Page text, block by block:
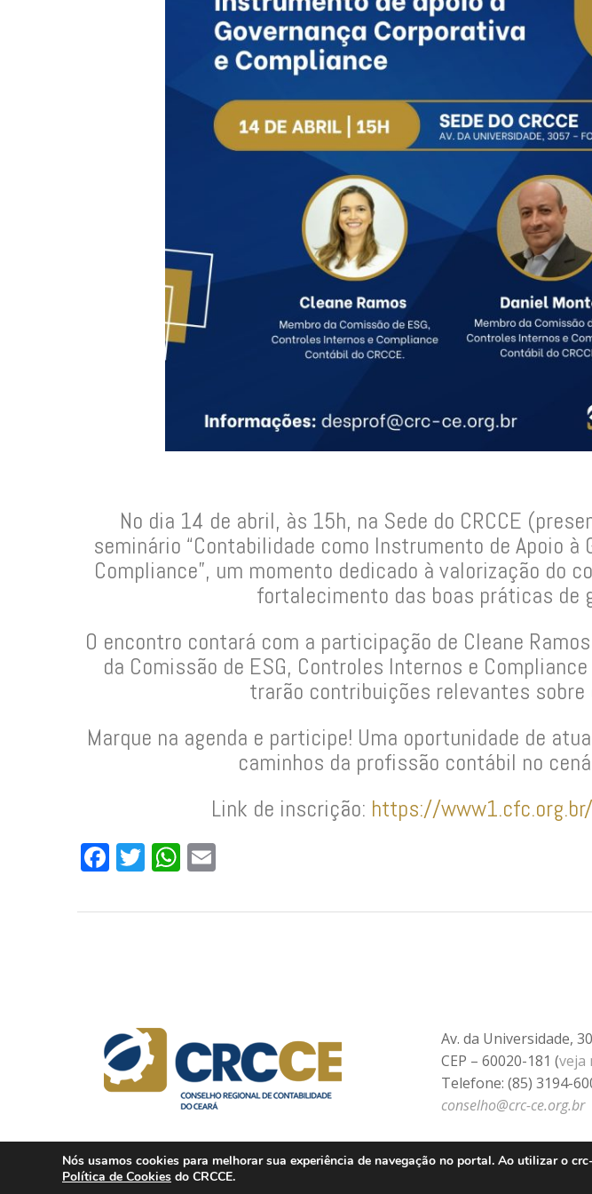
No dia 14 de abril, às 15h, na Sede do CRCCE
seminário “Contabilidade como Instrumento de Apoio à
Compliance”, um momento dedicado à valorização do
fortalecimento das boas práticas de
O encontro contará com a participação de Cleane
da Comissão de ESG, Controles Internos e
trarão contribuições relevantes sobre
Marque na agenda e participe! Uma oportunidade de
caminhos da profissão contábil no
Link de inscrição: https://www1.cfc.org.br/
Facebook
TwitterWhatsApp
Av. da Universidade,
CEP – 60020-181 (veja
Telefone: (85) 3194-
conselho@crc-ce.org.br
Nós usamos cookies para melhorar sua experiência de navegação no portal. Ao utilizar o
Política de Cookies do CRCCE.